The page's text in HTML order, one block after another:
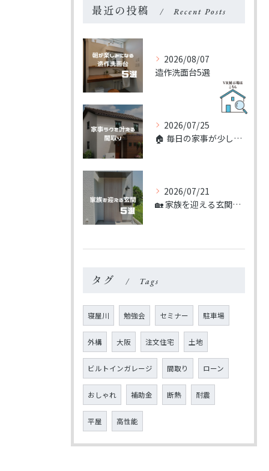
最近の投稿 Recent Posts
2026/08/07
造作洗面台5選
2026/07/25
🏠 毎日の家事が少しラクになる間取り。
2026/07/21
🏡 家族を迎える玄関5選
タグ Tags
寝屋川 勉強会 セミナー 駐車場
外構 大阪 注文住宅 土地
ビルトインガレージ 間取り ローン
おしゃれ 補助金 断熱 耐震
平屋 高性能